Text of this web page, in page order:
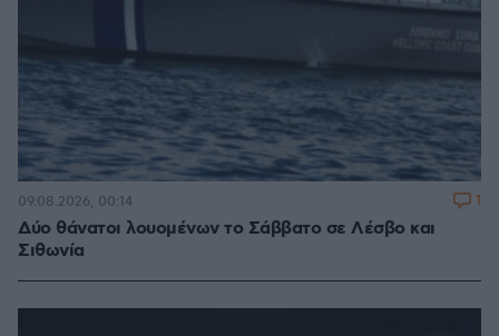
Δύο θάνατοι λουομένων το Σάββατο σε Λέσβο και
Σιθωνία
09.08.2026, 00:14 1